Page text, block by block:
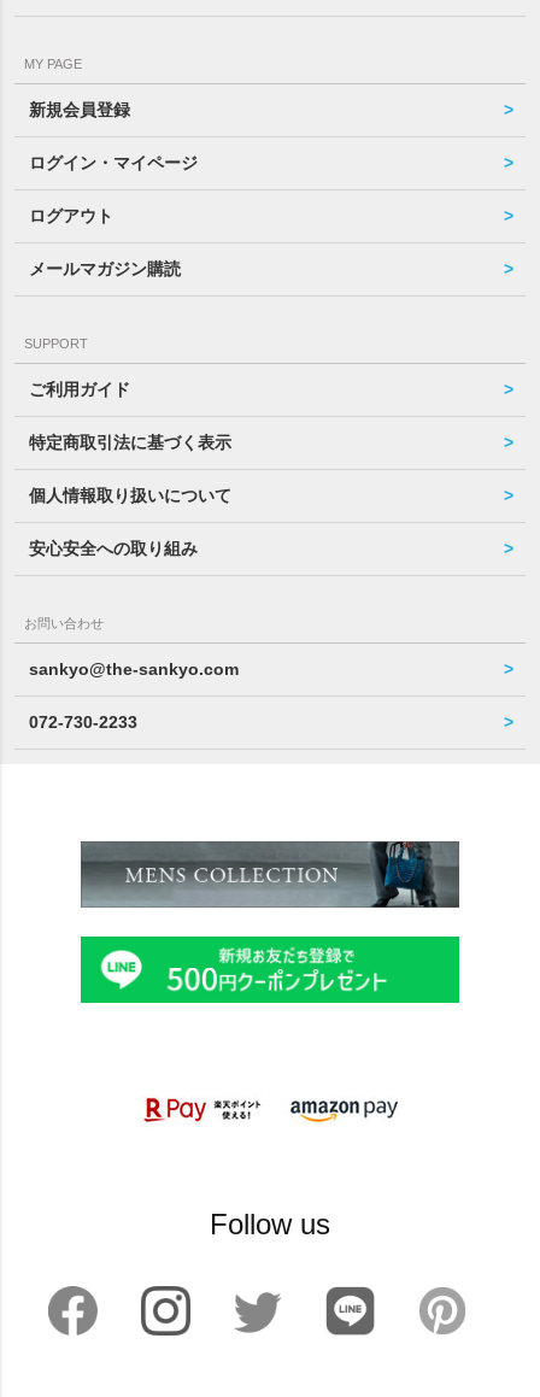
MY PAGE
新規会員登録
ログイン・マイページ
ログアウト
メールマガジン購読
SUPPORT
ご利用ガイド
特定商取引法に基づく表示
個人情報取り扱いについて
安心安全への取り組み
お問い合わせ
sankyo@the-sankyo.com
072-730-2233
Follow us